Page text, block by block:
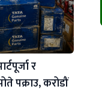
र
पक्राउ, करोडौं